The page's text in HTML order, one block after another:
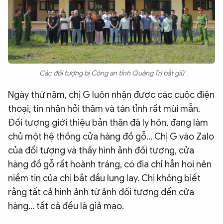
Các đối tượng bị Công an tỉnh Quảng Trị bắt giữ
Ngày thứ năm, chị G luôn nhận được các cuộc điện
thoại, tin nhắn hỏi thăm và tán tỉnh rất mùi mẫn.
Đối tượng giới thiệu bản thân đã ly hôn, đang làm
chủ một hệ thống cửa hàng đồ gỗ… Chị G vào Zalo
của đối tượng và thấy hình ảnh đối tượng, cửa
hàng đồ gỗ rất hoành tráng, có địa chỉ hẳn hoi nên
niềm tin của chị bắt đầu lung lay. Chị không biết
rằng tất cả hình ảnh từ ảnh đối tượng đến cửa
hàng… tất cả đều là giả mạo.